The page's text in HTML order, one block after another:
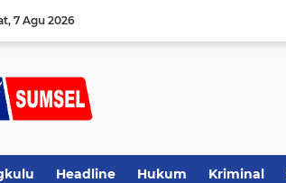
7 Agu 2026
Headline Hukum Kriminal